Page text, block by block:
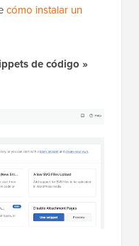
cómo instalar un
de código »